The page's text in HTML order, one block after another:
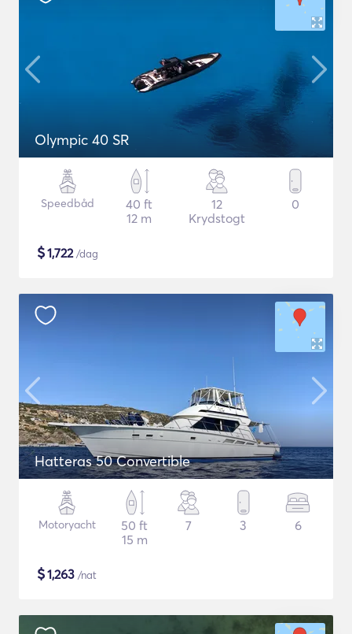
Olympic 40 SR
Speedbåd
40 ft
12 m
12
Krydstogt
0
$1,722/dag
Hatteras 50 Convertible
Motoryacht
50 ft
15 m
7 3 6
$1,263 /nat